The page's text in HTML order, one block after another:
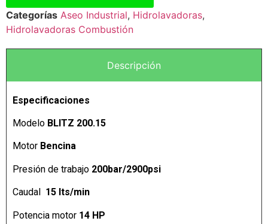
Categorías Aseo Industrial, Hidrolavadoras,
Hidrolavadoras Combustión
Descripción
Especificaciones
Modelo BLITZ 200.15
Motor Bencina
Presión de trabajo 200bar/2900psi
Caudal 15 lts/min
Potencia motor 14 HP